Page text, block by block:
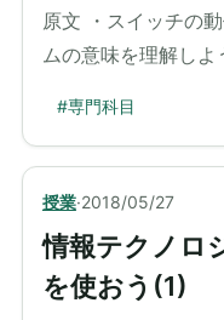
原文 ・スイッチの
ムの意味を理解し
#専門科目
授業·2018/05/27
情報テクノ
を使おう(1)